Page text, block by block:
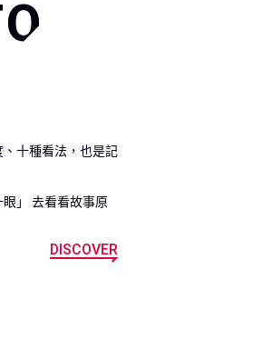
十種看法，也是記
」 去看看故事原
DISCOVER